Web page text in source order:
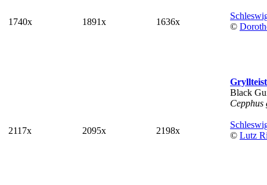
1740x 1891x 1636x
©
2117x 2095x 2198x
Black
Cepphus
© Lutz